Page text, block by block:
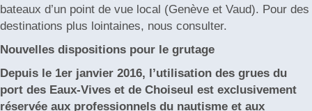
bateaux d’un point de vue local (Genève et Vaud). Pour des
destinations plus lointaines, nous consulter.
Nouvelles dispositions pour le grutage
Depuis le 1er janvier 2016, l’utilisation des grues du
port des Eaux-Vives et de Choiseul est exclusivement
réservée aux professionnels du nautisme et aux